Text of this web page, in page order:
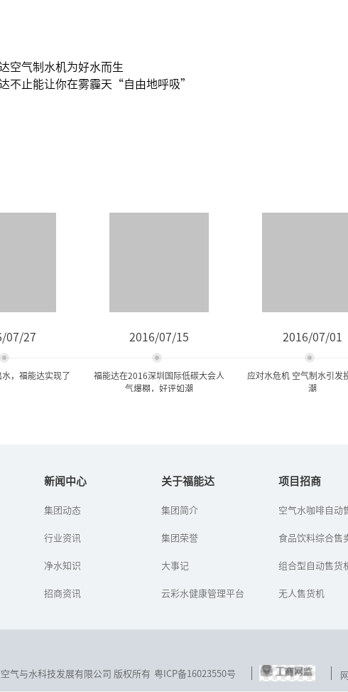
空气制水机为好水而生
不止能让你在雾霾天“自由地呼吸”
07/27
，福能达实现了
国际低碳城
，参加首届
空气与水科
2016/07/15
福能达在2016深圳国际低碳大会人
气爆棚，好评如潮
第四届深圳国际低碳大会
际低碳城会展中心隆重举
空气水”以及“福能达空
2016/07/01
应对水危机 空气制水引发
潮
水是生命之源，近年
境急速恶化，使得地
势，改变，刻不容缓。
新闻中心
集团动态
行业资讯
净水知识
招商资讯
关于福能达
集团简介
集团荣誉
大事记
云彩水健康管理平台
项目招商
空气水咖啡自动
食品饮料综合售
组合型自动售货
无人售货机
气与水科技发展有限公司 版权所有 粤ICP备16023550号